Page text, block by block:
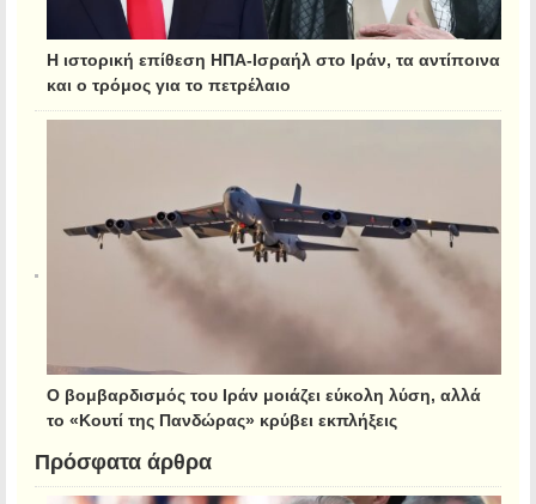
Η ιστορική επίθεση ΗΠΑ-Ισραήλ στο Ιράν, τα αντίποινα
και ο τρόμος για το πετρέλαιο
Ο βομβαρδισμός του Ιράν μοιάζει εύκολη λύση, αλλά
το «Κουτί της Πανδώρας» κρύβει εκπλήξεις
Πρόσφατα άρθρα